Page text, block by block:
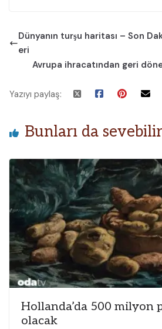
Dünyanın turşu haritası – Son
eri
Avrupa ihracatından geri
Yazıyı paylaş:
Bunları da
Hollanda’da 500 milyon
olacak